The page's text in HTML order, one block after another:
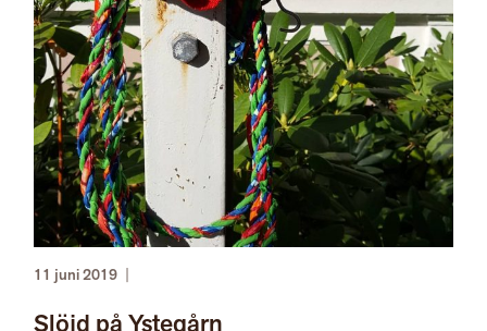
11 juni 2019 |
Slöjd på Ystegårn